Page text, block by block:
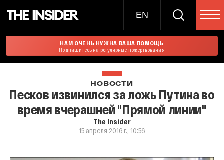
EN
НАМ ОЧЕНЬ НУЖНА ВАША ПОМОЩЬ
Подпишитесь на регулярные пожертвования
НОВОСТИ
Песков извинился за ложь Путина во
время вчерашней "Прямой линии"
The Insider
15 апреля 2016 г., 10:56